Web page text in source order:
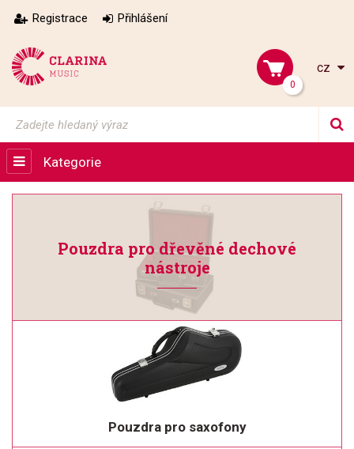
Registrace Přihlášení
0
cz
Kategorie
Pouzdra pro dřevěné dechové
nástroje
Pouzdra pro saxofony